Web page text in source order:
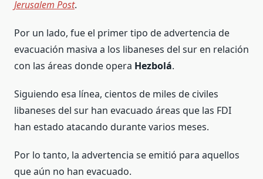
Jerusalem Post.
Por un lado, fue el primer tipo de advertencia de
evacuación masiva a los libaneses del sur en relación
con las áreas donde opera Hezbolá.
Siguiendo esa línea, cientos de miles de civiles
libaneses del sur han evacuado áreas que las FDI
han estado atacando durante varios meses.
Por lo tanto, la advertencia se emitió para aquellos
que aún no han evacuado.